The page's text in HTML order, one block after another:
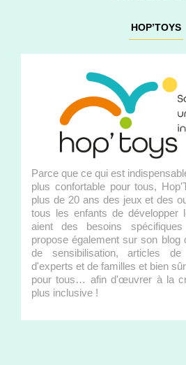
HOP’TOYS
Parce que ce qui est
plus confortable pour tous,
plus de 20 ans des jeux et des
tous les enfants de développer
aient des besoins
propose également sur son blog
de sensibilisation, articles de
d'experts et de familles et bien
pour tous… afin d'œuvrer à la
plus inclusive !